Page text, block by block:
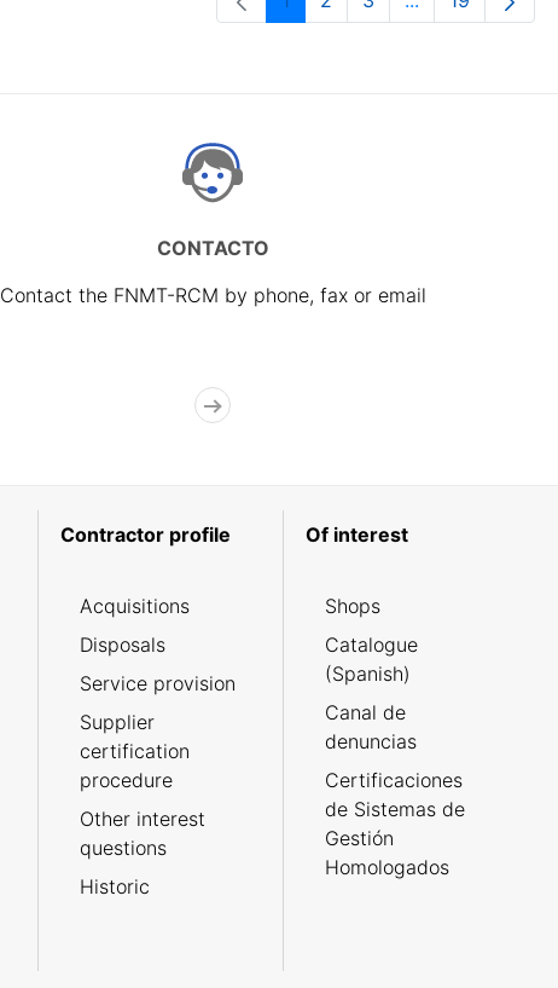
PagePagePageIntermediate
Page
CONTACTO
Contact the FNMT-RCM by phone, fax or email
Contractor profile
Acquisitions
Disposals
Service provision
Supplier
certification
procedure
Other interest
questions
Historic
Of interest
Shops
Catalogue
(Spanish)
Canal de
denuncias
Certificaciones
de Sistemas de
Gestión
Homologados